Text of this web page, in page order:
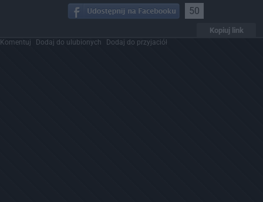
50
Kopiuj link
Komentuj Dodaj do ulubionych Dodaj do przyjaciół